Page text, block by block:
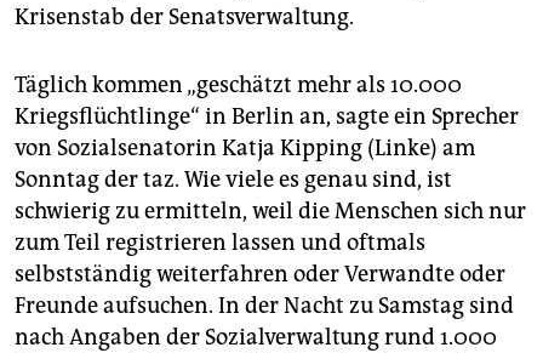
Krisenstab der Senatsverwaltung.
Täglich kommen „geschätzt mehr als 10.000
Kriegsflüchtlinge“ in Berlin an, sagte ein Sprecher
von Sozialsenatorin Katja Kipping (Linke) am
Sonntag der taz. Wie viele es genau sind, ist
schwierig zu ermitteln, weil die Menschen sich nur
zum Teil registrieren lassen und oftmals
selbstständig weiterfahren oder Verwandte oder
Freunde aufsuchen. In der Nacht zu Samstag sind
nach Angaben der Sozialverwaltung rund 1.000